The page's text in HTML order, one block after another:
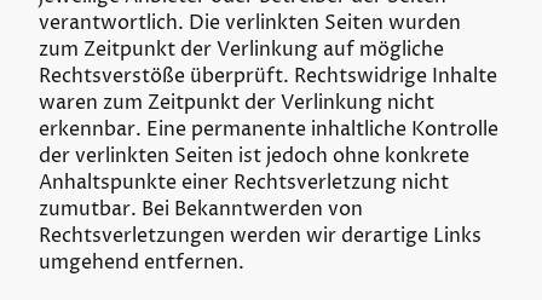
verantwortlich. Die verlinkten Seiten wurden
zum Zeitpunkt der Verlinkung auf mögliche
Rechtsverstöße überprüft. Rechtswidrige Inhalte
waren zum Zeitpunkt der Verlinkung nicht
erkennbar. Eine permanente inhaltliche Kontrolle
der verlinkten Seiten ist jedoch ohne konkrete
Anhaltspunkte einer Rechtsverletzung nicht
zumutbar. Bei Bekanntwerden von
Rechtsverletzungen werden wir derartige Links
umgehend entfernen.